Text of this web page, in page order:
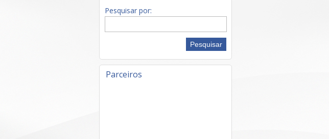
Pesquisar por:
Parceiros